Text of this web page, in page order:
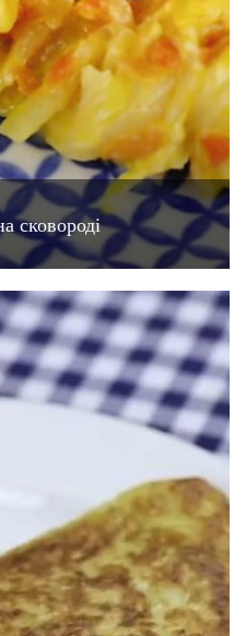
сковороді